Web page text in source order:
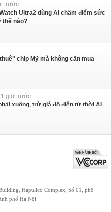
trước
Ultra2 dùng AI chấm điểm sức
thế nào?
chip Mỹ mà không cần mua
giờ trước
xuống, trừ giá đồ điện tử thời AI
Hapulico Complex, Số 01, phố
phố Hà Nội